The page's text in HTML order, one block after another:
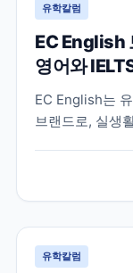
유학칼럼
EC English
영어와
EC English는
브랜드로, 실생
유학칼럼